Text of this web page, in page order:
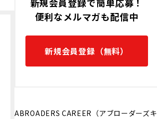
便利なメルマガも配信中
新規会員登録（無料）
ABROADERS CAREER（アブローダーズキ